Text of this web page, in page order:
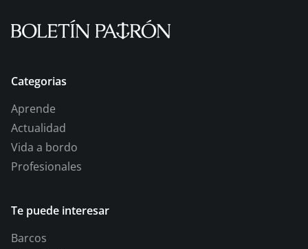
Categorias
Aprende
Actualidad
Vida a bordo
Profesionales
Te puede interesar
Barcos